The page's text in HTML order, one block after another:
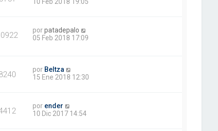
porpatadepalo
05 Feb 2018 17:09
por Beltza
15 Ene 2018 12:30
por ender
10 Dic 2017 14:54